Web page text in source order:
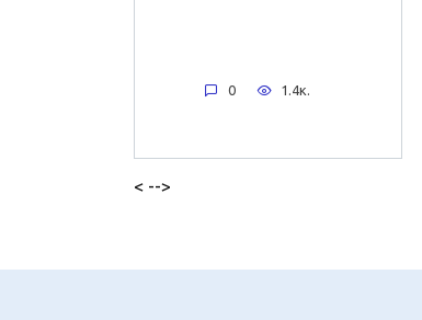
0 1.4к.
< -->